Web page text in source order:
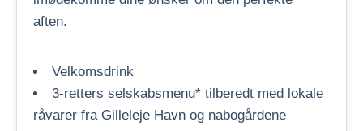
aften.
Velkomsdrink
3-retters selskabsmenu* tilberedt med lokale
råvarer fra Gilleleje Havn og nabogårdene